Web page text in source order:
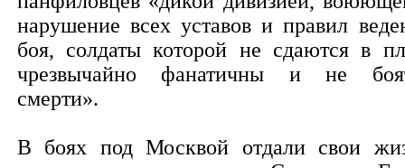
нарушение всех уставов и правил
боя, солдаты которой не сдаются в
чрезвычайно фанатичны и не
смерти».
В боях под Москвой отдали свои